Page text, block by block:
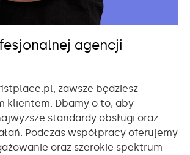
agencji
zawsze będziesz
klientem. Dbamy o to, aby
standardy obsługi oraz
Podczas współpracy oferujemy
oraz szerokie spektrum